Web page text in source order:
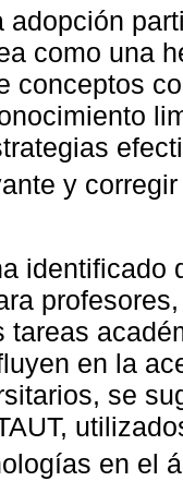
adopción
como una
conceptos
y
identificado
tareas
en la
se
en el